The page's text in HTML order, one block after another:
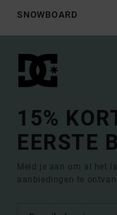
SNOWBOARD
15%
EERSTE
Meld je aan om al het
aanbiedingen te